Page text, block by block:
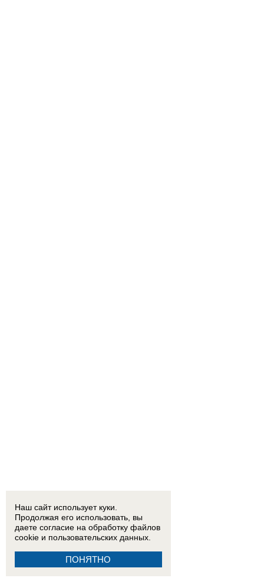
Наш сайт использует куки.
Продолжая его использовать, вы
даете согласие на обработку файлов
cookie и пользовательских данных.
ПОНЯТНО